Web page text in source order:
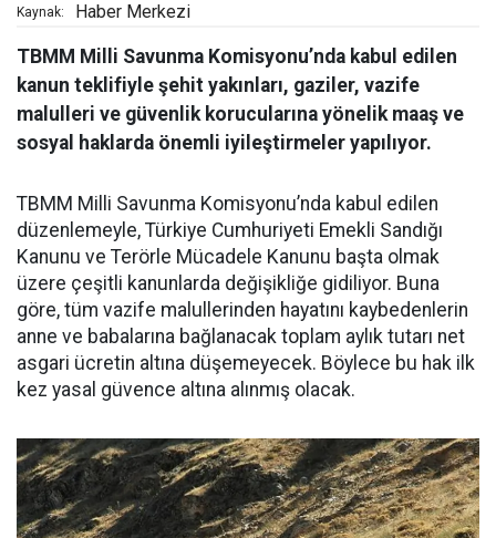
Kaynak: Haber Merkezi
TBMM Milli Savunma Komisyonu’nda kabul edilen
kanun teklifiyle şehit yakınları, gaziler, vazife
malulleri ve güvenlik korucularına yönelik maaş ve
sosyal haklarda önemli iyileştirmeler yapılıyor.
TBMM Milli Savunma Komisyonu’nda kabul edilen
düzenlemeyle, Türkiye Cumhuriyeti Emekli Sandığı
Kanunu ve Terörle Mücadele Kanunu başta olmak
üzere çeşitli kanunlarda değişikliğe gidiliyor. Buna
göre, tüm vazife malullerinden hayatını kaybedenlerin
anne ve babalarına bağlanacak toplam aylık tutarı net
asgari ücretin altına düşemeyecek. Böylece bu hak ilk
kez yasal güvence altına alınmış olacak.